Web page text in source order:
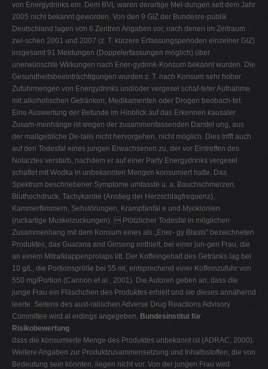
von Energydrinks ein. Dem BVL waren derartige Mel-dungen seit dem Jahr
2005 nicht bekannt geworden. Von den 9 GIZ der Bundesre-publik
Deutschland lagen von 6 Zentren Angaben vor, nach denen im Zeitraum
zwi-schen 2001 und 2007 (z. T. kürzere Erfassungsperioden einzelner GIZ)
insgesamt 91 Meldungen (Doppelerfassungen möglich) über
unerwünschte Wirkungen nach Ener-gydrink-Konsum bekannt wurden. Die
Gesundheitsbeeinträchtigungen wurden z. T. nach Konsum sehr hoher
Zufuhrmengen von Energydrinks und/oder vergesel schaf-teter Aufnahme
mit alkoholischen Getränken, Medikamenten oder Drogen beobach-tet.
Eine Auswertung der Befunde im Hinblick auf das Erkennen kausaler
Zusam-menhänge ist wegen der zusammenfassenden Darstel ung, aus
der maßgebliche De-tails nicht hervorgehen, nicht möglich. Dies trifft auch
auf den Todesfal eines jungen Erwachsenen zu, der vor Eintreffen des
Notarztes verstarb, nachdem er auf einer Party Energydrinks vergesel
schaftet mit Wodka in unbekannten Mengen konsumiert hatte. Das
Spektrum beschriebener Symptome umfasste u. a. Bauchschmerzen,
Bluthochdruck, Tachykardie (Anstieg der Herzschlagfrequenz),
Kammerflimmern, Sehstörungen, Krampfanfäl e und Myoklonien
(ruckartige Muskelzuckungen).  Plötzlicher Todesfal in möglichen
Zusammenhang mit dem Konsum eines als „Ener- gy Blasts" bezeichneten
Produktes, das Guarana and Ginseng enthielt, bei einer jun-gen Frau, die
an einem Mitralklappenprolaps litt. Der Koffeingehalt des Getränks lag bei
10 g/L, die Portionsgröße bei 55 ml, entsprechend einer Koffeinzufuhr von
550 mg/Portion (Cannon et al., 2001). Die Autoren geben an, dass die
junge Frau ein Fläschchen des Produktes erhielt und sie dieses annähernd
leerte. Seitens des aust-ralischen Adverse Drug Reactions Advisory
Committee wird al erdings angegeben, Bundesinstitut für
Risikobewertung
dass die konsumierte Menge des Produktes unbekannt ist (ADRAC, 2000).
Weitere Angaben zur Produktzusammensetzung und Inhaltsstoffen, die von
Bedeutung sein könnten, liegen nicht vor. Von der jungen Frau wird